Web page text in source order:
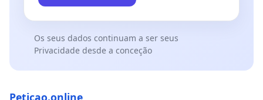
Os seus dados continuam a ser seus
Privacidade desde a conceção